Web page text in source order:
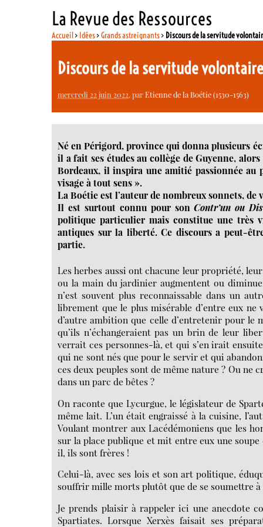
La Revue des Ressources
Accueil> Idées>Grands astreignants> Discours de la servitude
Discours de la servitude
mercredi 22 juin 2022, parEtienne de la Boétie (1530-1563)
Né en Périgord, province qui donna plusieurs
il a fait ses études au collège de Guyenne,
Bordeaux, il inspira une amitié passionnée
visage à tout sens ».
La Boétie est l’auteur de nombreux sonnets,
Il est surtout connu pour sonContr’un ou
politique particulier mais constitue une très
antiques sur la liberté. Ce discours a peut-
partie.
Les herbes aussi ont chacune leur propriété,
ou la main du jardinier augmentent ou
n’est souvent plus reconnaissable dans un
librement que le plus misérable d’entre eux
d’autre ambition que celle d’entretenir pour le
qu’ils n’échangeraient pas un brin de leur
verrait ces personnes-là, et qui s’en irait
qui ne sont nés que pour le servir et qui
ces deux peuples sont de même nature ? Ou
dans un parc de bêtes ?
On raconte que Lycurgue, le législateur de
même lait. L’un était engraissé à la cuisine,
Voulant montrer aux Lacédémoniens que les
sur la place publique et mit entre eux une
il, ils sont frères !
Celui-là, avec ses lois et son art politique,
souffrir mille morts plutôt que de se soumettre
Je prends plaisir à rappeler ici une anecdote
Spartiates. Lorsque Xerxès faisait ses